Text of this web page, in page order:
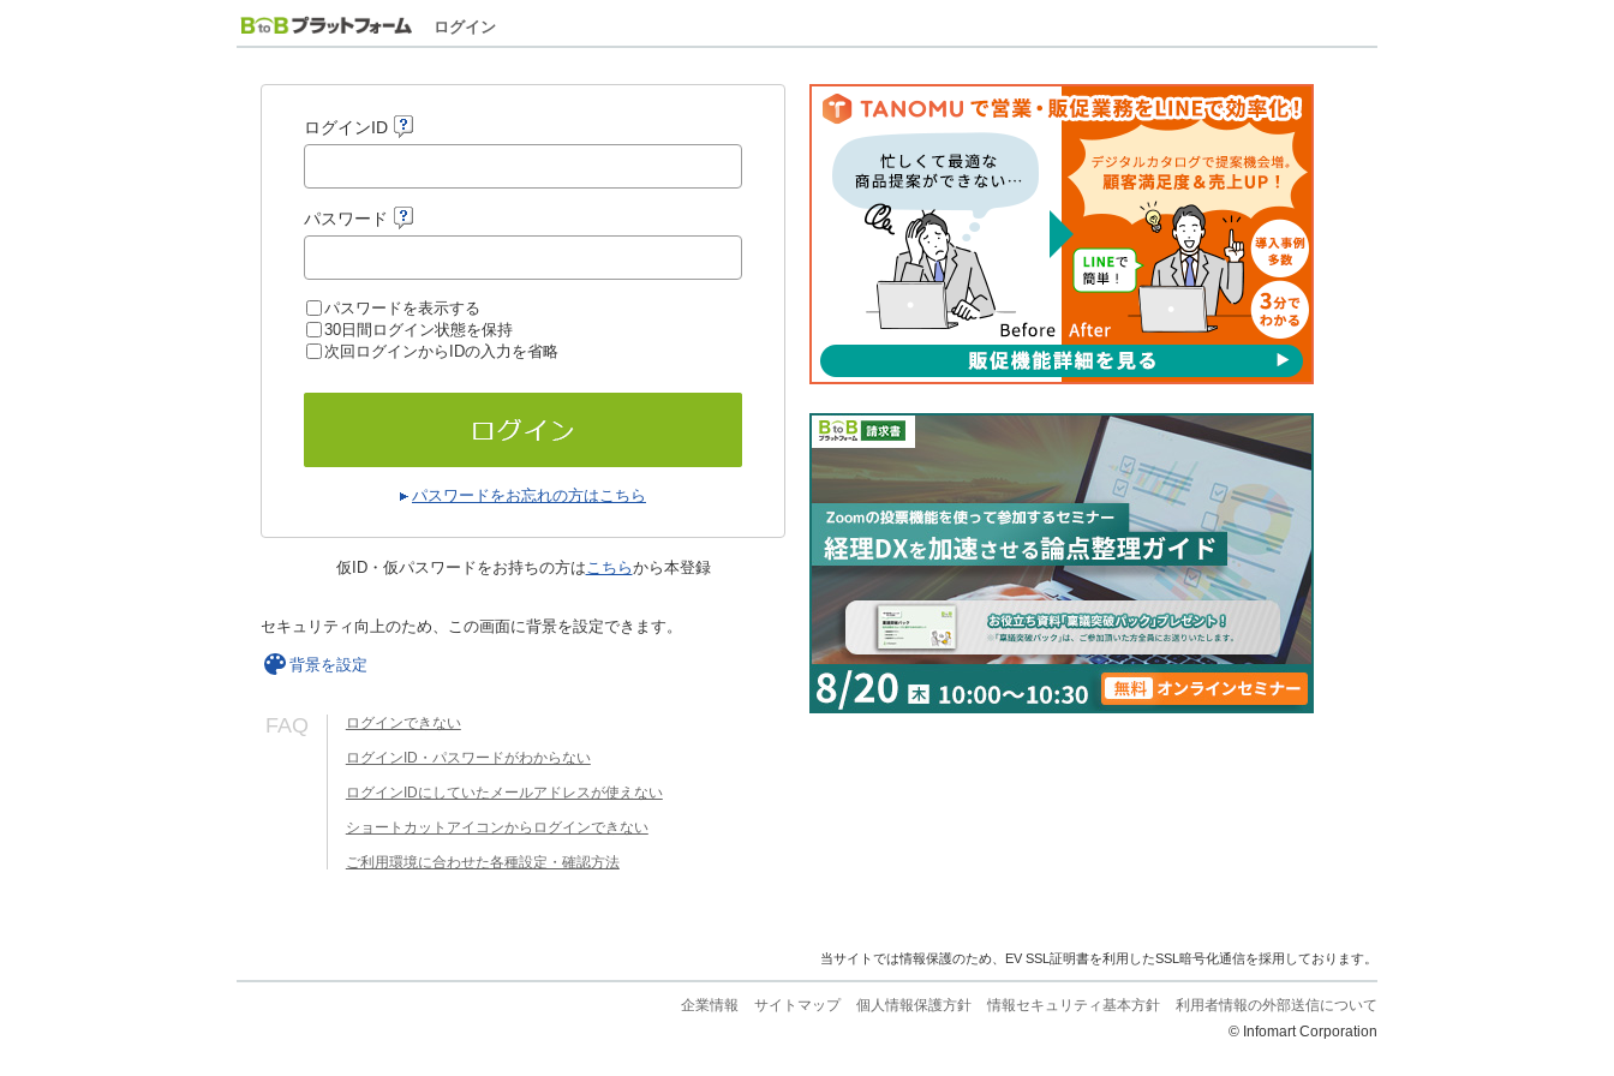
ログイン
ログインID
パスワード
パスワードを表示する
30日間ログイン状態を保持
次回ログインからIDの入力を省略
パスワードをお忘れの方はこちら
仮ID・仮パスワードをお持ちの方はこちらから本登録
セキュリティ向上のため、この画面に背景を設定できます。
背景を設定
FAQ ログインできない
ログインID・パスワードがわからない
ログインIDにしていたメールアドレスが使えない
ショートカットアイコンからログインできない
ご利用環境に合わせた各種設定・確認方法
当サイトでは情報保護のため、EV SSL証明書を利用したSSL暗号化通信を採用しております。
企業情報 サイトマップ 個人情報保護方針 情報セキュリティ基本方針
利用者情報の外部送信について
© Infomart Corporation